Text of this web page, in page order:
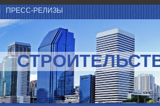
ПРЕСС-РЕЛИЗЫ